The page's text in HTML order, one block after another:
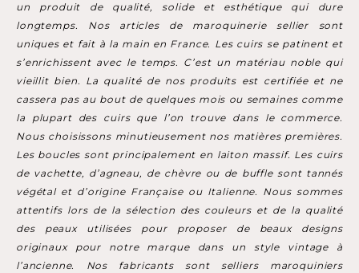
un produit de qualité, solide et esthétique qui dure
longtemps. Nos articles de maroquinerie sellier sont
uniques et fait à la main en France. Les cuirs se patinent et
s’enrichissent avec le temps. C’est un matériau noble qui
vieillit bien. La qualité de nos produits est certifiée et ne
cassera pas au bout de quelques mois ou semaines comme
la plupart des cuirs que l’on trouve dans le commerce.
Nous choisissons minutieusement nos matières premières.
Les boucles sont principalement en laiton massif. Les cuirs
de vachette, d’agneau, de chèvre ou de buffle sont tannés
végétal et d’origine Française ou Italienne. Nous sommes
attentifs lors de la sélection des couleurs et de la qualité
des peaux utilisées pour proposer de beaux designs
originaux pour notre marque dans un style vintage à
l’ancienne. Nos fabricants sont selliers maroquiniers